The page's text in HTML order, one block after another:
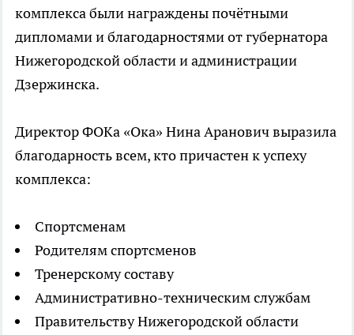
комплекса были награждены почётными
дипломами и благодарностями от губернатора
Нижегородской области и администрации
Дзержинска.
Директор ФОКа «Ока» Нина Аранович выразила
благодарность всем, кто причастен к успеху
комплекса:
Спортсменам
Родителям спортсменов
Тренерскому составу
Административно-техническим службам
Правительству Нижегородской области